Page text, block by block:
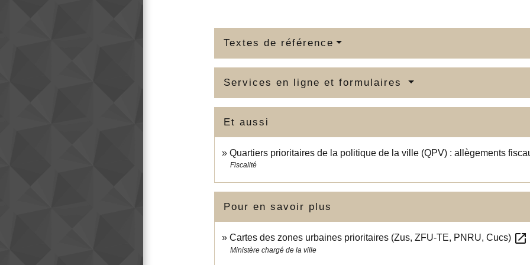
Textes de référence
Services en ligne et formulaires
Et aussi
Quartiers prioritaires de la politique de la ville (QPV) : allègements
Fiscalité
Pour en savoir plus
Cartes des zones urbaines prioritaires (Zus, ZFU-TE, PNRU, Cucs) open_in_new
Ministère chargé de la ville